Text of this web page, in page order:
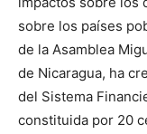
sobre los países
de la Asamblea
de Nicaragua, ha
del Sistema
constituida por 20